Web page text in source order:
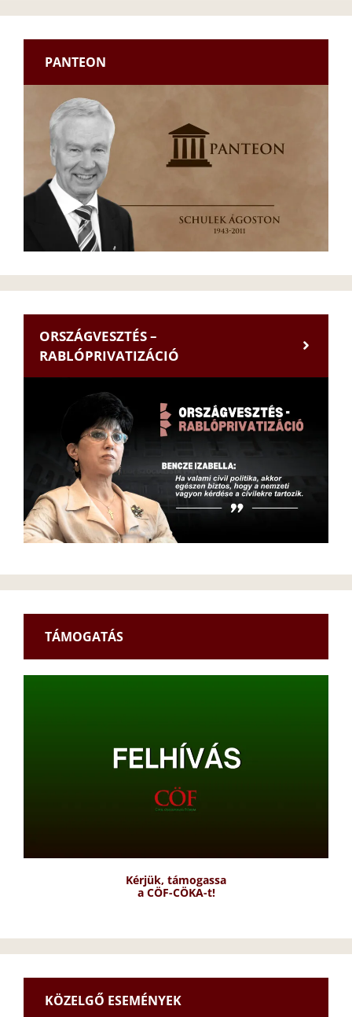
PANTEON
ORSZÁGVESZTÉS –
RABLÓPRIVATIZÁCIÓ
TÁMOGATÁS
Kérjük, támogassa
a CÖF-CÖKA-t!
KÖZELGŐ ESEMÉNYEK